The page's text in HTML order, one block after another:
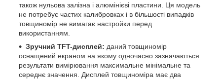
також нульова залізна і алюмінієві пластини. Ця модель
не потребує частих калибровках і в більшості випадків
товщиномір не вимагає настройки перед
використанням.
Зручний TFT-дисплей: даний товщиномір
оснащений екраном на якому одночасно зазначаються
результати вимірювання максимальне мінімальне та
середнє значення. Дисплей товщиноміра має два